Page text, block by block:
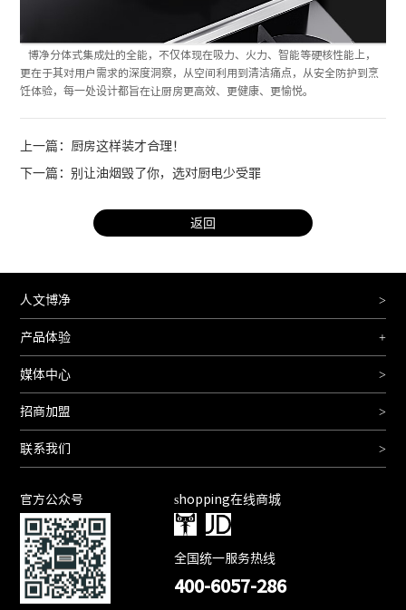
博净分体式集成灶的全能，不仅体现在吸力、火力、智能等硬核性能上，
更在于其对用户需求的深度洞察，从空间利用到清洁痛点，从安全防护到烹
饪体验，每一处设计都旨在让厨房更高效、更健康、更愉悦。
上一篇：厨房这样装才合理！
下一篇：别让油烟毁了你，选对厨电少受罪
返回
人文博净 >
产品体验 +
媒体中心 >
招商加盟 >
联系我们 >
官方公众号 shopping在线商城
全国统一服务热线
400-6057-286